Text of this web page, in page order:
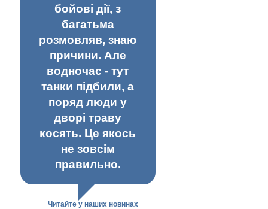
бойові дії, з
багатьма
розмовляв, знаю
причини. Але
водночас - тут
танки підбили, а
поряд люди у
дворі траву
косять. Це якось
не зовсім
правильно.
Читайте у наших новинах